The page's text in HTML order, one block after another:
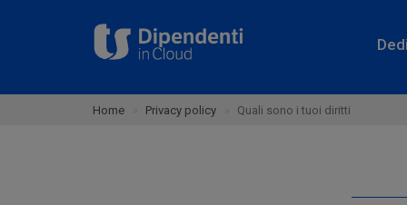
Home Privacy policy Quali sono i tuoi diritti